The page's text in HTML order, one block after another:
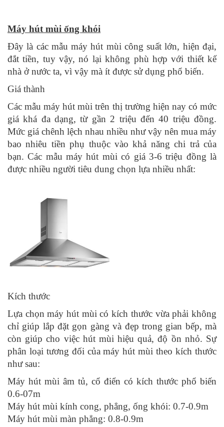
Máy hút mùi ống khói
Đây là các mẫu máy hút mùi công suất lớn, hiện đại,
đắt tiền, tuy vậy, nó lại không phù hợp với thiết kế
nhà ở nước ta, vì vậy mà ít được sử dụng phổ biến.
Giá thành
Các mẫu máy hút mùi trên thị trường hiện nay có mức
giá khá đa dạng, từ gần 2 triệu đến 40 triệu đồng.
Mức giá chênh lệch nhau nhiều như vậy nên mua máy
bao nhiêu tiền phụ thuộc vào khả năng chi trả của
bạn. Các mẫu máy hút mùi có giá 3-6 triệu đồng là
được nhiều người tiêu dung chọn lựa nhiều nhất:
Kích thước
Lựa chọn máy hút mùi có kích thước vừa phải không
chỉ giúp lắp đặt gọn gàng và đẹp trong gian bếp, mà
còn giúp cho việc hút mùi hiệu quả, độ ồn nhỏ. Sự
phân loại tương đối của máy hút mùi theo kích thước
như sau:
Máy hút mùi âm tủ, cổ điển có kích thước phổ biến
0.6-07m
Máy hút mùi kính cong, phẳng, ống khói: 0.7-0.9m
Máy hút mùi màn phẳng: 0.8-0.9m